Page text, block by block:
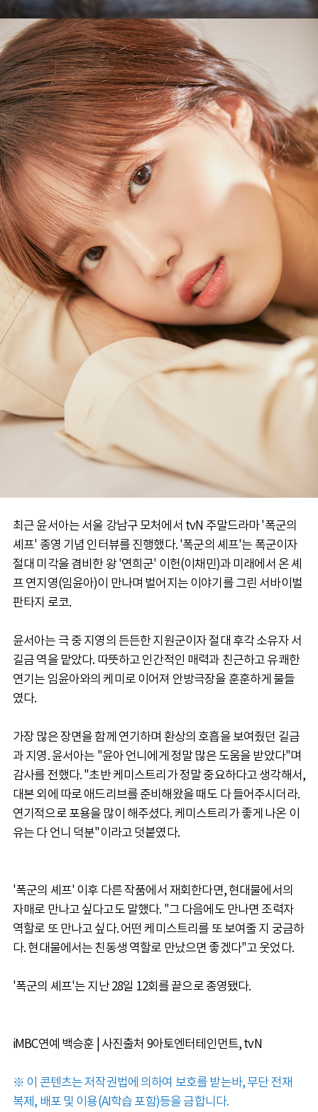
최근 윤서아는 서울 강남구 모처에서 tvN 주말드라마 '폭군의
셰프' 종영 기념 인터뷰를 진행했다. '폭군의 셰프'는 폭군이자
절대 미각을 겸비한 왕 '연희군' 이헌(이채민)과 미래에서 온 셰
프 연지영(임윤아)이 만나며 벌어지는 이야기를 그린 서바이벌
판타지 로코.
윤서아는 극 중 지영의 든든한 지원군이자 절대 후각 소유자 서
길금 역을 맡았다. 따뜻하고 인간적인 매력과 친근하고 유쾌한
연기는 임윤아와의 케미로 이어져 안방극장을 훈훈하게 물들
였다.
가장 많은 장면을 함께 연기하며 환상의 호흡을 보여줬던 길금
과 지영. 윤서아는 "윤아 언니에게 정말 많은 도움을 받았다"며
감사를 전했다. "초반 케미스트리가 정말 중요하다고 생각해서,
대본 외에 따로 애드리브를 준비해왔을 때도 다 들어주시더라.
연기적으로 포용을 많이 해주셨다. 케미스트리가 좋게 나온 이
유는 다 언니 덕분"이라고 덧붙였다.
'폭군의 셰프' 이후 다른 작품에서 재회한다면, 현대물에서의
자매로 만나고 싶다고도 말했다. "그 다음에도 만나면 조력자
역할로 또 만나고 싶다. 어떤 케미스트리를 또 보여줄 지 궁금하
다. 현대물에서는 친동생 역할로 만났으면 좋겠다"고 웃었다.
'폭군의 셰프'는 지난 28일 12회를 끝으로 종영됐다.
iMBC연예 백승훈 | 사진출처 9아토엔터테인먼트, tvN
※ 이 콘텐츠는 저작권법에 의하여 보호를 받는바, 무단 전재
복제, 배포 및 이용(AI학습 포함)등을 금합니다.